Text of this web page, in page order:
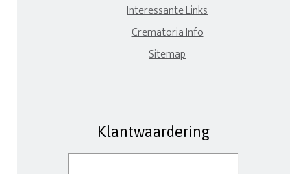
Interessante Links
Crematoria Info
Sitemap
Klantwaardering